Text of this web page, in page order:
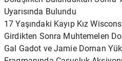
Uyarısında Bulundu
17 Yaşındaki Kayıp Kız
Girdikten Sonra Muhtemelen
Gal Gadot ve Jamie Dornan